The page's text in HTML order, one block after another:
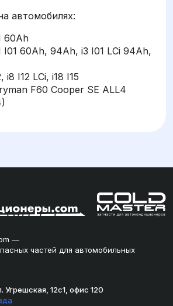
автомобилях:
60Ah
I01 60Ah, 94Ah, i3 I01 LCi 94Ah,
i8 I12 LCi, i18 I15
F60 Cooper SE ALL4
—
частей для автомобильных
Угрешская, 12с1, офис 120